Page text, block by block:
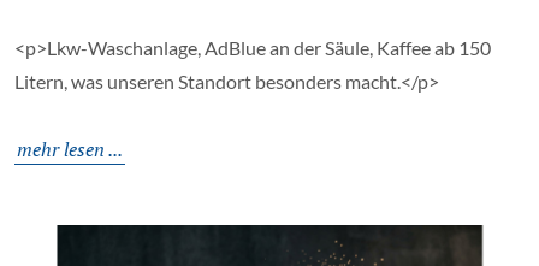
<p>Lkw-Waschanlage, AdBlue an der Säule, Kaffee ab 150
Litern, was unseren Standort besonders macht.</p>
mehr lesen ...